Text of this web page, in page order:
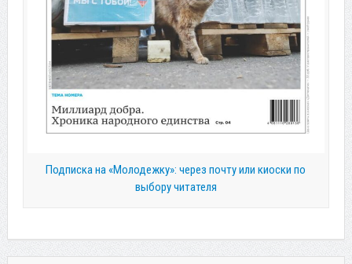
Подписка на «Молодежку»: через почту или киоски по
выбору читателя